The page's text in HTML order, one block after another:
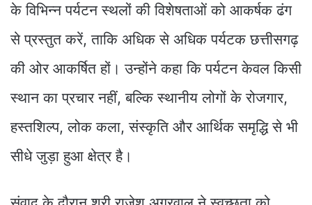
के विभिन्न पर्यटन स्थलों की विशेषताओं को आकर्षक ढंग
से प्रस्तुत करें, ताकि अधिक से अधिक पर्यटक छत्तीसगढ़
की ओर आकर्षित हों। उन्होंने कहा कि पर्यटन केवल किसी
स्थान का प्रचार नहीं, बल्कि स्थानीय लोगों के रोजगार,
हस्तशिल्प, लोक कला, संस्कृति और आर्थिक समृद्धि से भी
सीधे जुड़ा हुआ क्षेत्र है।